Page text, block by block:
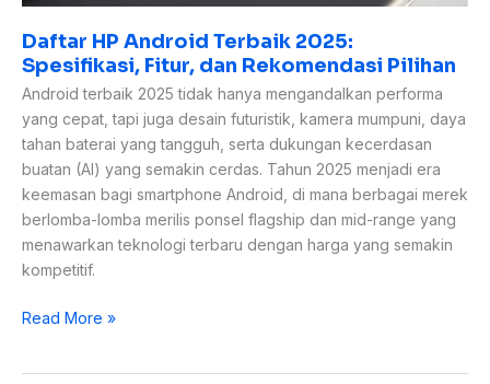
Daftar HP Android Terbaik 2025:
Spesifikasi, Fitur, dan Rekomendasi Pilihan
Android terbaik 2025 tidak hanya mengandalkan performa
yang cepat, tapi juga desain futuristik, kamera mumpuni, daya
tahan baterai yang tangguh, serta dukungan kecerdasan
buatan (AI) yang semakin cerdas. Tahun 2025 menjadi era
keemasan bagi smartphone Android, di mana berbagai merek
berlomba-lomba merilis ponsel flagship dan mid-range yang
menawarkan teknologi terbaru dengan harga yang semakin
kompetitif.
Read More »